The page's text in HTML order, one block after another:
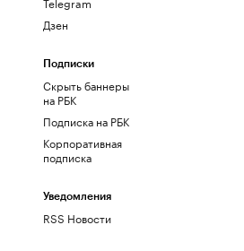
Дзен
Подписки
Скрыть баннеры
на РБК
Подписка на РБК
Корпоративная
подписка
Уведомления
RSS Новости